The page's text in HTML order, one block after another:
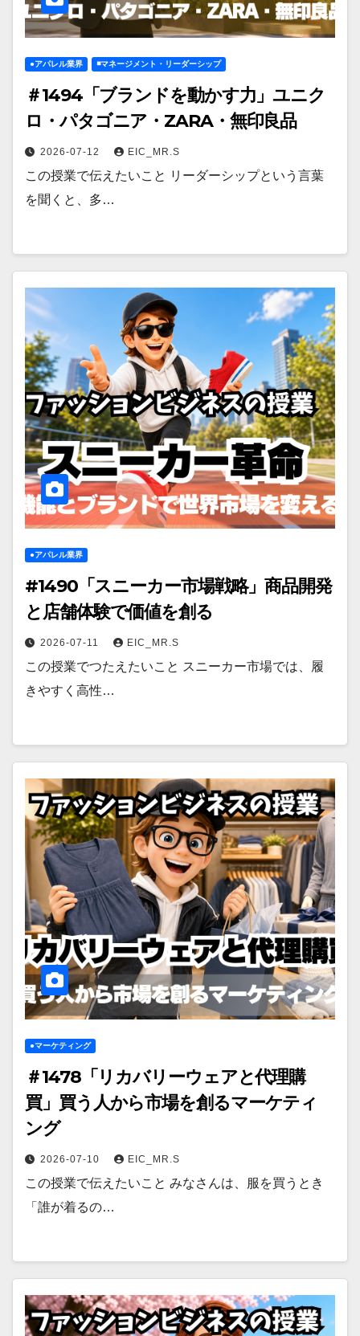
●アパレル業界 ◾️マネージメント・リーダーシップ
＃1494「ブランドを動かす力」ユニク
ロ・パタゴニア・ZARA・無印良品
2026-07-12 EIC_MR.S
この授業で伝えたいこと リーダーシップという言葉
を聞くと、多…
●アパレル業界
#1490「スニーカー市場戦略」商品開発
と店舗体験で価値を創る
2026-07-11 EIC_MR.S
この授業でつたえたいこと スニーカー市場では、履
きやすく高性…
●マーケティング
＃1478「リカバリーウェアと代理購
買」買う人から市場を創るマーケティ
ング
2026-07-10 EIC_MR.S
この授業で伝えたいこと みなさんは、服を買うとき
「誰が着るの…